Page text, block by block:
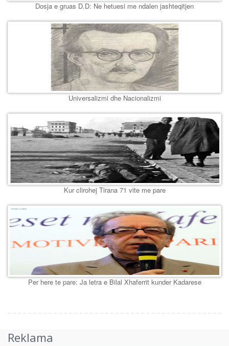
Dosja e gruas D.D: Ne hetuesi me ndalen jashteqitjen
Universalizmi dhe Nacionalizmi
Kur clirohej Tirana 71 vite me pare
Per here te pare: Ja letra e Bilal Xhaferrit kunder Kadarese
Reklama